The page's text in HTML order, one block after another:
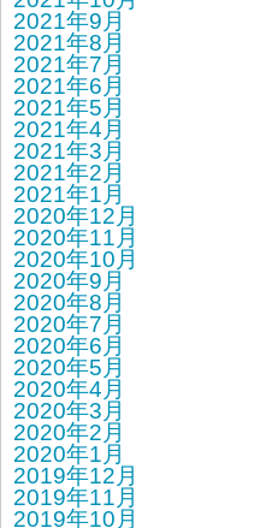
2021年9月
2021年8月
2021年7月
2021年6月
2021年5月
2021年4月
2021年3月
2021年2月
2021年1月
2020年12月
2020年11月
2020年10月
2020年9月
2020年8月
2020年7月
2020年6月
2020年5月
2020年4月
2020年3月
2020年2月
2020年1月
2019年12月
2019年11月
2019年10月